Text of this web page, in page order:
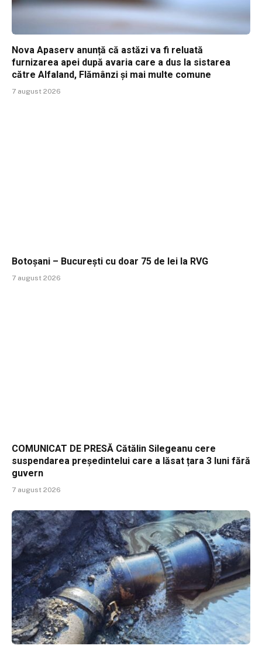
Nova Apaserv anunță că astăzi va fi reluată
furnizarea apei după avaria care a dus la sistarea
către Alfaland, Flămânzi și mai multe comune
7 august 2026
Botoșani – București cu doar 75 de lei la RVG
7 august 2026
COMUNICAT DE PRESĂ Cătălin Silegeanu cere
suspendarea președintelui care a lăsat țara 3 luni fără
guvern
7 august 2026